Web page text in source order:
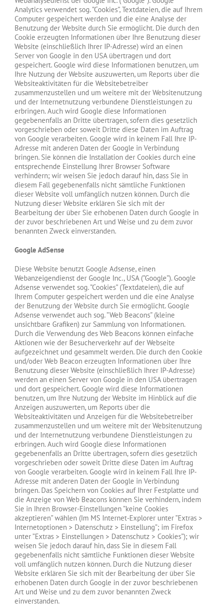
Analytics verwendet sog. ”Cookies”, Textdateien, die auf Ihrem
Computer gespeichert werden und die eine Analyse der
Benutzung der Website durch Sie ermöglicht. Die durch den
Cookie erzeugten Informationen über Ihre Benutzung dieser
Website (einschließlich Ihrer IP-Adresse) wird an einen
Server von Google in den USA übertragen und dort
gespeichert. Google wird diese Informationen benutzen, um
Ihre Nutzung der Website auszuwerten, um Reports über die
Websiteaktivitäten für die Websitebetreiber
zusammenzustellen und um weitere mit der Websitenutzung
und der Internetnutzung verbundene Dienstleistungen zu
erbringen. Auch wird Google diese Informationen
gegebenenfalls an Dritte übertragen, sofern dies gesetzlich
vorgeschrieben oder soweit Dritte diese Daten im Auftrag
von Google verarbeiten. Google wird in keinem Fall Ihre IP-
Adresse mit anderen Daten der Google in Verbindung
bringen. Sie können die Installation der Cookies durch eine
entsprechende Einstellung Ihrer Browser Software
verhindern; wir weisen Sie jedoch darauf hin, dass Sie in
diesem Fall gegebenenfalls nicht sämtliche Funktionen
dieser Website voll umfänglich nutzen können. Durch die
Nutzung dieser Website erklären Sie sich mit der
Bearbeitung der über Sie erhobenen Daten durch Google in
der zuvor beschriebenen Art und Weise und zu dem zuvor
benannten Zweck einverstanden.
Google AdSense
Diese Website benutzt Google Adsense, einen
Webanzeigendienst der Google Inc., USA (”Google”). Google
Adsense verwendet sog. ”Cookies” (Textdateien), die auf
Ihrem Computer gespeichert werden und die eine Analyse
der Benutzung der Website durch Sie ermöglicht. Google
Adsense verwendet auch sog. ”Web Beacons” (kleine
unsichtbare Grafiken) zur Sammlung von Informationen.
Durch die Verwendung des Web Beacons können einfache
Aktionen wie der Besucherverkehr auf der Webseite
aufgezeichnet und gesammelt werden. Die durch den Cookie
und/oder Web Beacon erzeugten Informationen über Ihre
Benutzung dieser Website (einschließlich Ihrer IP-Adresse)
werden an einen Server von Google in den USA übertragen
und dort gespeichert. Google wird diese Informationen
benutzen, um Ihre Nutzung der Website im Hinblick auf die
Anzeigen auszuwerten, um Reports über die
Websiteaktivitäten und Anzeigen für die Websitebetreiber
zusammenzustellen und um weitere mit der Websitenutzung
und der Internetnutzung verbundene Dienstleistungen zu
erbringen. Auch wird Google diese Informationen
gegebenenfalls an Dritte übertragen, sofern dies gesetzlich
vorgeschrieben oder soweit Dritte diese Daten im Auftrag
von Google verarbeiten. Google wird in keinem Fall Ihre IP-
Adresse mit anderen Daten der Google in Verbindung
bringen. Das Speichern von Cookies auf Ihrer Festplatte und
die Anzeige von Web Beacons können Sie verhindern, indem
Sie in Ihren Browser-Einstellungen ”keine Cookies
akzeptieren” wählen (Im MS Internet-Explorer unter ”Extras >
Internetoptionen > Datenschutz > Einstellung”; im Firefox
unter ”Extras > Einstellungen > Datenschutz > Cookies”); wir
weisen Sie jedoch darauf hin, dass Sie in diesem Fall
gegebenenfalls nicht sämtliche Funktionen dieser Website
voll umfänglich nutzen können. Durch die Nutzung dieser
Website erklären Sie sich mit der Bearbeitung der über Sie
erhobenen Daten durch Google in der zuvor beschriebenen
Art und Weise und zu dem zuvor benannten Zweck
einverstanden.